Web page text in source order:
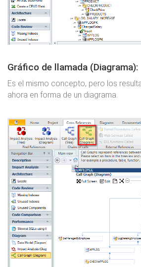
Gráfico de llamada (Diagrama):
Es el mismo concepto, pero los
ahora en forma de un diagrama.